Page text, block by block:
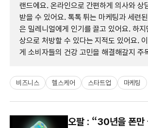
랜드에요. 온라인으로 간편하게 의사와 상
받을 수 있어요. 톡톡 튀는 마케팅과 세련
은 밀레니얼에게 인기를 끌고 있어요. 하지
상으로 처방할 수 있다는 지적도 있어요.
게 소비자들의 건강 고민을 해결해갈지 주
비즈니스 헬스케어 스타트업 마케팅
오팔 : “30년을 폰만